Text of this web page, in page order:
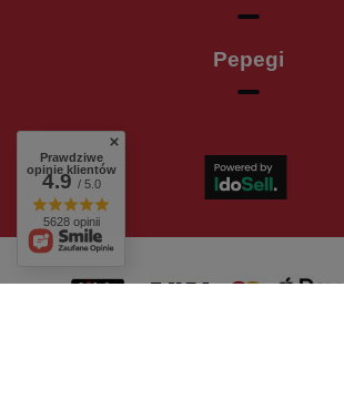
Pepegi
Prawdziwe
opinie klientów
4.9/ 5.0
5628 opinii